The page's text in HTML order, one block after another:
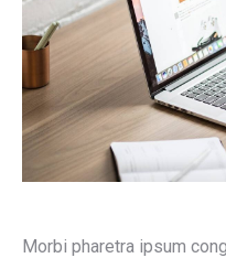
Morbi pharetra ipsum